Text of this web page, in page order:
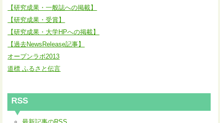
【研究成果・一般誌への掲載】
【研究成果・受賞】
【研究成果・大学HPへの掲載】
【過去NewsRelease記事】
オープンラボ2013
道標 ふるさと伝言
RSS